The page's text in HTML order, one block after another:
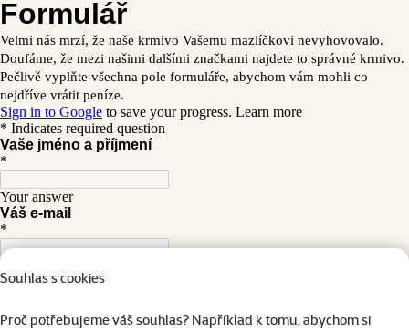
Souhlas s cookies
Proč potřebujeme váš souhlas? Například k tomu, abychom si